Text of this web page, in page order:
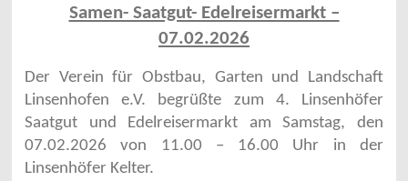
Samen- Saatgut- Edelreisermarkt –
07.02.2026
Der Verein für Obstbau, Garten und Landschaft
Linsenhofen e.V. begrüßte zum 4. Linsenhöfer
Saatgut und Edelreisermarkt am Samstag, den
07.02.2026 von 11.00 – 16.00 Uhr in der
Linsenhöfer Kelter.